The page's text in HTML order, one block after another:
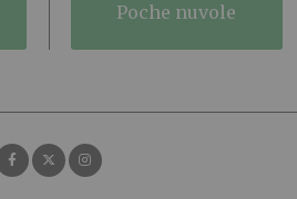
poche nuvole